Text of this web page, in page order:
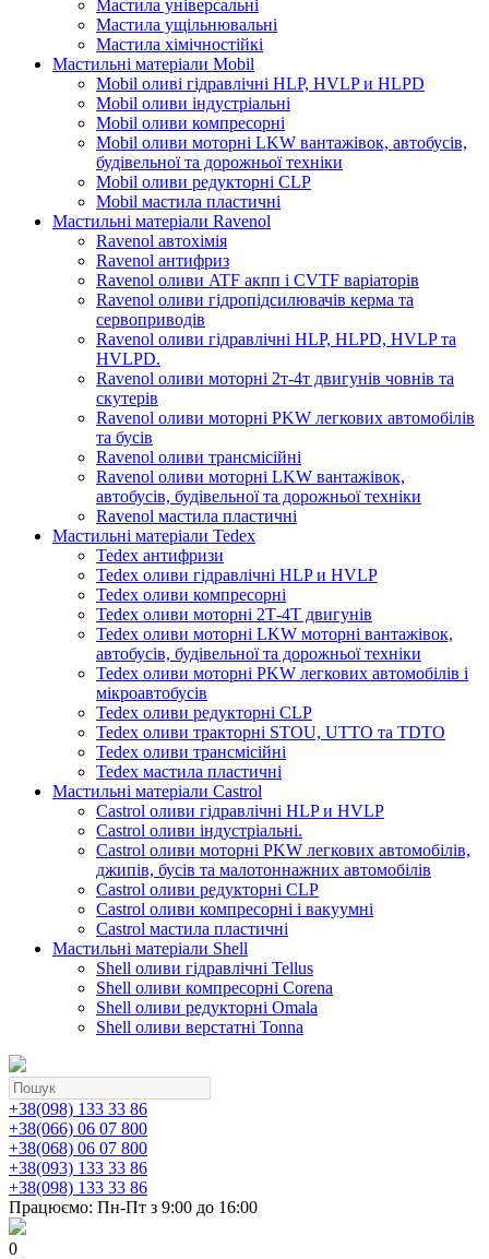
Мастила універсальні
Мастила ущільнювальні
Мастила хімічностійкі
Мастильні матеріали Mobil
Mobil оливі гідравлічні HLP, HVLP и HLPD
Mobil оливи індустріальні
Mobil оливи компресорні
Mobil оливи моторні LKW вантажівок, автобусів,
будівельної та дорожньої техніки
Mobil оливи редукторні CLP
Mobil мастила пластичні
Мастильні матеріали Ravenol
Ravenol автохімія
Ravenol антифриз
Ravenol оливи ATF акпп і CVTF варіаторів
Ravenol оливи гідропідсилювачів керма та
сервоприводів
Ravenol оливи гідравлічні HLP, HLPD, HVLP та
HVLPD.
Ravenol оливи моторні 2т-4т двигунів човнів та
скутерів
Ravenol оливи моторні PKW легкових автомобілів
та бусів
Ravenol оливи трансмісійні
Ravenol оливи моторні LKW вантажівок,
автобусів, будівельної та дорожньої техніки
Ravenol мастила пластичні
Мастильні матеріали Tedex
Tedex антифризи
Tedex оливи гідравлічні HLP и HVLP
Tedex оливи компресорні
Tedex оливи моторні 2Т-4Т двигунів
Tedex оливи моторні LKW моторні вантажівок,
автобусів, будівельної та дорожньої техніки
Tedex оливи моторні PKW легкових автомобілів і
мікроавтобусів
Tedex оливи редукторні CLP
Tedex оливи тракторні STOU, UTTO та TDTO
Tedex оливи трансмісійні
Tedex мастила пластичні
Мастильні матеріали Castrol
Castrol оливи гідравлічні HLP и HVLP
Castrol оливи індустріальні.
Castrol оливи моторні PKW легкових автомобілів,
джипів, бусів та малотоннажних автомобілів
Castrol оливи редукторні CLP
Castrol оливи компресорні і вакуумні
Castrol мастила пластичні
Мастильні матеріали Shell
Shell оливи гідравлічні Tellus
Shell оливи компресорні Corena
Shell оливи редукторні Omala
Shell оливи верстатні Tonna
+38(098) 133 33 86
+38(066) 06 07 800
+38(068) 06 07 800
+38(093) 133 33 86
+38(098) 133 33 86
Працюємо: Пн-Пт з 9:00 до 16:00
0